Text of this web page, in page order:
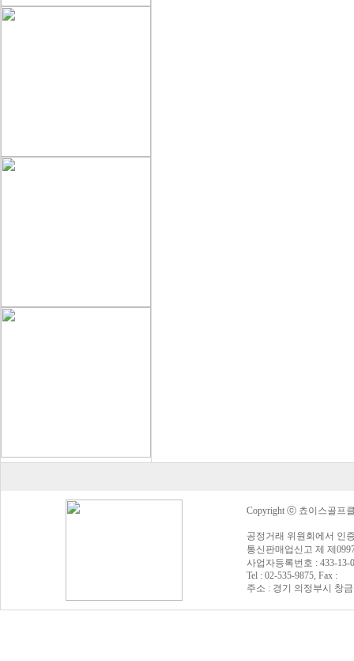
Copyright ⓒ 쵸이스골프
공정거래 위원회에서 인
통신판매업신고 제 제
사업자등록번호 : 433-
Tel : 02-535-9875, Fax :
주소 : 경기 의정부시 창